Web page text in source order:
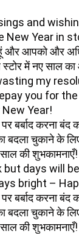
and
New Year in
हूं और आपको और
में नए साल
my
you for the
Year!
बर्बाद करना
बदला चुकाने के
की शुभकामनाएँ!
but days will
bright –
बर्बाद करना
बदला चुकाने के
की शुभकामनाएँ!